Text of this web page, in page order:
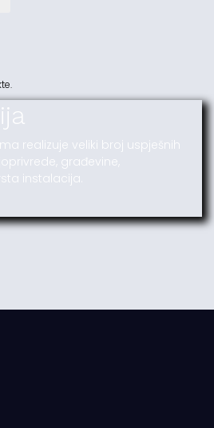
realizuje veliki broj uspješnih
građevine,
instalacija.